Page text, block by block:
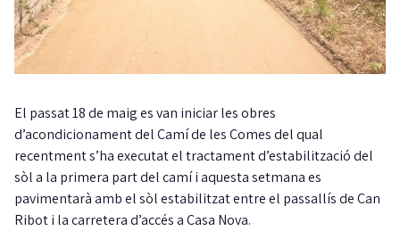
El passat 18 de maig es van iniciar les obres
d’acondicionament del Camí de les Comes del qual
recentment s’ha executat el tractament d’estabilització del
sòl a la primera part del camí i aquesta setmana es
pavimentarà amb el sòl estabilitzat entre el passallís de Can
Ribot i la carretera d’accés a Casa Nova.